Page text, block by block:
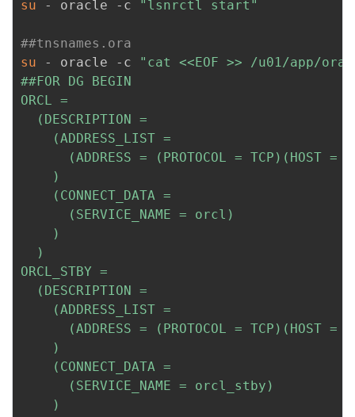
su - oracle -c "lsnrctl start"
##tnsnames.ora
su - oracle -c
"cat <<EOF >> /u01/app/
##FOR DG BEGIN
ORCL =
  (DESCRIPTION =
    (ADDRESS_LIST =
(ADDRESS = (PROTOCOL = TCP)(HOST =
    )
    (CONNECT_DATA =
      (SERVICE_NAME = orcl)
    )
  )
ORCL_STBY =
  (DESCRIPTION =
    (ADDRESS_LIST =
(ADDRESS = (PROTOCOL = TCP)(HOST =
    )
    (CONNECT_DATA =
      (SERVICE_NAME = orcl_stby)
    )